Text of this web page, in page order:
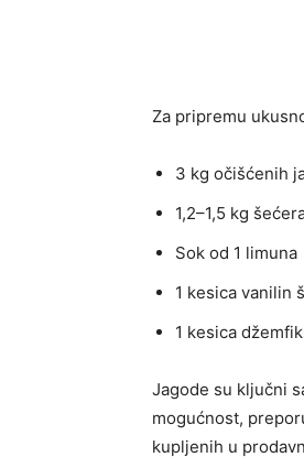
Za pripremu
3 kg očišćenih
1,2–1,5 kg
Sok od 1 limuna
1 kesica vanilin
1 kesica
Jagode su ključni
mogućnost,
kupljenih u